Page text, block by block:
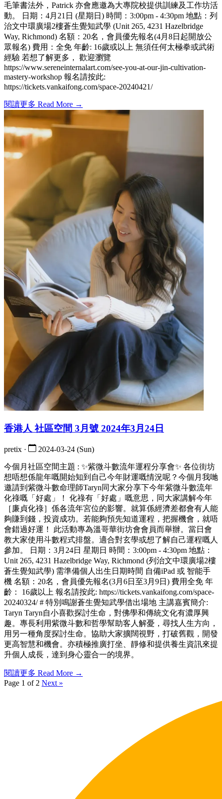
毛筆書法外，Patrick 亦會應邀為大專院校提供訓練及工作坊活
動。 日期：4月21日 (星期日) 時間：3:00pm - 4:30pm 地點：列
治文中環廣場2樓蒼生覺知武學 (Unit 265, 4231 Hazelbridge
Way, Richmond) 名額：20名，會員優先報名(4月8日起開放公
眾報名) 費用：全免 年齡: 16歲或以上 無須任何太極拳或武術
經驗 若想了解更多， 歡迎瀏覽
https://www.sereneinternalart.com/see-you-at-our-jin-cultivation-
mastery-workshop 報名請按此:
https://tickets.vankaifong.com/space-20240421/
閱讀更多 Read More →
香港人 社區空間 3月號 2024年3月24日
pretix · 2024-03-24 (Sun)
今個月社區空間主題 : ✨紫微斗數流年運程分享會✨ 各位街坊
想唔想係龍年嘅開始知到自己今年財運嘅情況呢？今個月我哋
邀請到紫微斗數命理師Taryn同大家分享下今年紫微斗數流年
化祿嘅「好處」！ 化祿有「好處」嘅意思，同大家講解今年
［廉貞化祿］係各流年宮位的影響。就算係經濟差都會有人能
夠賺到錢，投資成功。若能夠預先知道運程，把握機會，就唔
會錯過好運！ 此活動專為溫哥華街坊會會員而舉辦。當日會
教大家使用斗數程式排盤。適合對玄學或想了解自己運程嘅人
參加。 日期：3月24日 星期日 時間：3:00pm - 4:30pm 地點：
Unit 265, 4231 Hazelbridge Way, Richmond (列治文中環廣場2樓
蒼生覺知武學) 需準備個人出生日期時間 自備iPad 或 智能手
機 名額：20名，會員優先報名(3月6日至3月9日) 費用全免 年
齡： 16歲以上 報名請按此: https://tickets.vankaifong.com/space-
20240324/ # 特別鳴謝蒼生覺知武學借出場地 主講嘉賓簡介:
Taryn Taryn自小喜歡探討生命，對佛學和傳統文化有濃厚興
趣。專長利用紫微斗數和哲學幫助客人解憂，尋找人生方向，
用另一種角度探討生命。協助大家擴闊視野，打破舊觀，開發
更高智慧和機會。亦積極推廣打坐、靜修和提供養生資訊來提
升個人成長，達到身心靈合一的境界。
閱讀更多 Read More →
Page 1 of 2 Next »